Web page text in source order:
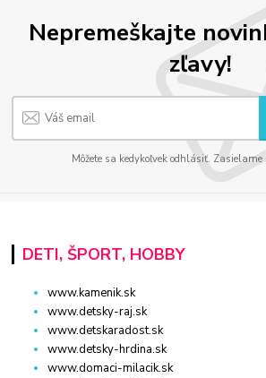
Nepremeškajte
zľavy!
Môžete sa kedykoľvek odhlásiť.
DETI, ŠPORT, HOBBY
www.kamenik.sk
www.detsky-raj.sk
www.detskaradost.sk
www.detsky-hrdina.sk
www.domaci-milacik.sk